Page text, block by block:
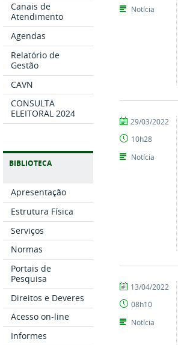
Canais de
Atendimento
Agendas
Relatório de
Gestão
CAVN
CONSULTA
ELEITORAL 2024
BIBLIOTECA
Apresentação
Estrutura Física
Serviços
Normas
Portais de
Pesquisa
Direitos e Deveres
Acesso on-line
Informes
Notícia
por
publicado
29/03/2022
10h28
Notícia
por
publicado
13/04/2022
08h10
Notícia